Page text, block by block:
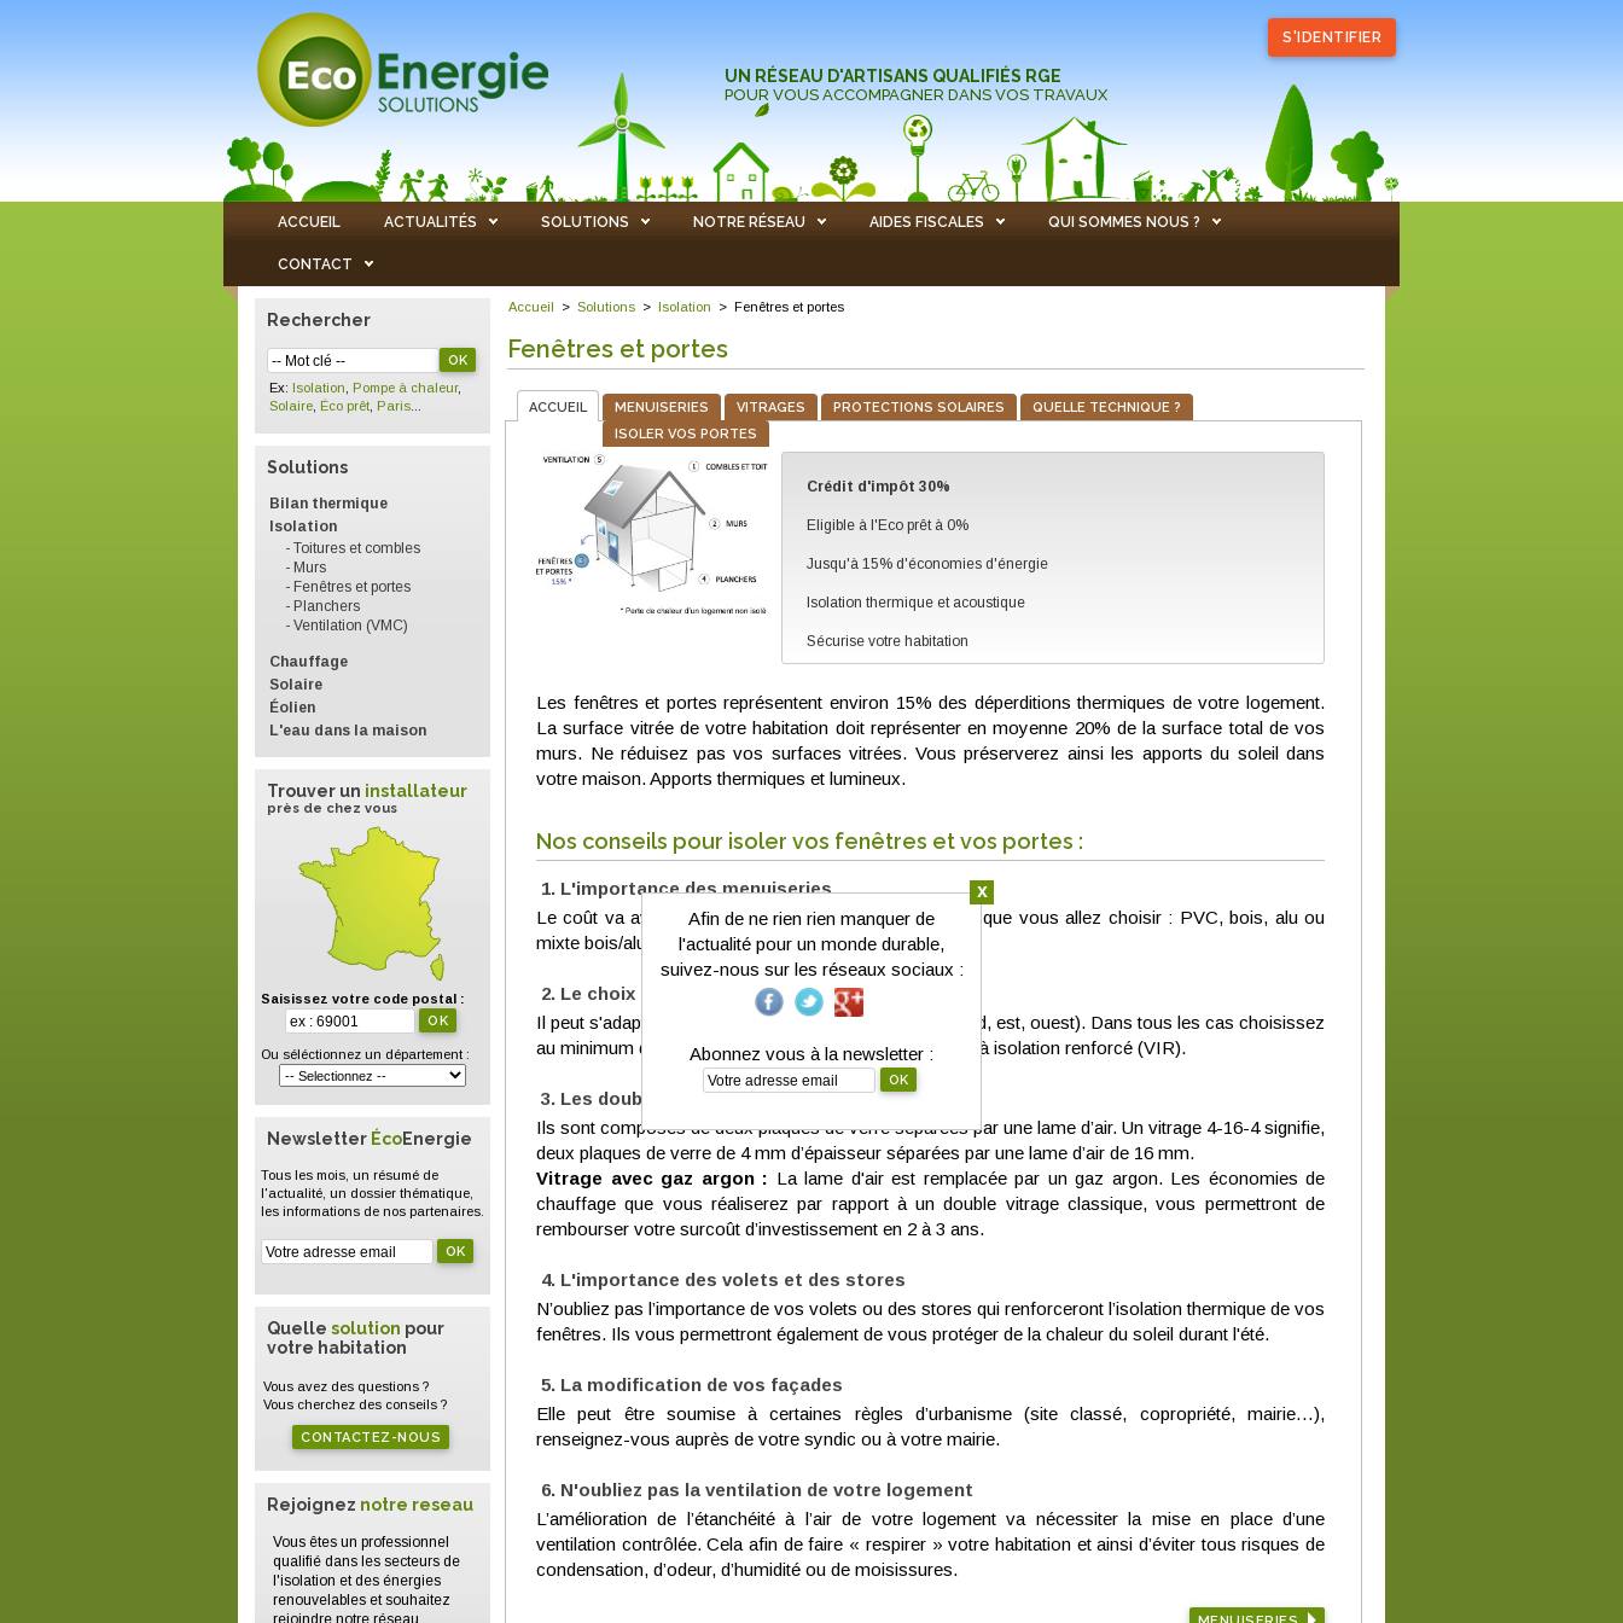
S'IDENTIFIER
UN RÉSEAU D'ARTISANS QUALIFIÉS RGE
POUR VOUS ACCOMPAGNER DANS VOS TRAVAUX
ACCUEIL ACTUALITÉS SOLUTIONS NOTRE RÉSEAU AIDES FISCALES QUI SOMMES NOUS ?
CONTACT
Rechercher
Ex: Isolation Pompe à chaleur,
Solaire Éco prêt Paris
Solutions
Bilan thermique
Isolation
- Toitures et combles
- Murs
- Fenêtres et portes
- Planchers
- Ventilation (VMC)
Chauffage
Solaire
Éolien
L'eau dans la maison
Trouver un installateur
près de chez vous
Saisissez votre code postal :
Ou séléctionnez un département :
Newsletter ÉcoEnergie
Tous les mois, un résumé de
l'actualité, un dossier thématique,
les informations de nos partenaires.
Quelle solution pour
votre habitation
Vous avez des questions ?
Vous cherchez des conseils ?
CONTACTEZ-NOUS
Rejoignez notre reseau
Vous êtes un professionnel
qualifié dans les secteurs de
l'isolation et des énergies
renouvelables et souhaitez
rejoindre notre réseau
Accueil > Solutions > Isolation > Fenêtres et portes
Fenêtres et portes
ACCUEIL MENUISERIES VITRAGES PROTECTIONS SOLAIRES
QUELLE TECHNIQUE ?
ISOLER VOS PORTES
Crédit d'impôt 30%
Eligible à l'Eco prêt à 0%
Jusqu'à 15% d'économies d'énergie
Isolation thermique et acoustique
Sécurise votre habitation
Les fenêtres et portes représentent environ 15% des déperditions thermiques de votre logement.
La surface vitrée de votre habitation doit représenter en moyenne 20% de la surface total de vos
murs. Ne réduisez pas vos surfaces vitrées. Vous préserverez ainsi les apports du soleil dans
votre maison. Apports thermiques et lumineux.
Nos conseils pour isoler vos fenêtres et vos portes :
L'importance des menuiseries
Le coût va avant tout dépendre du type de menuiserie que vous allez choisir : PVC, bois, alu ou
mixte bois/alu.
Le choix de vos vitrages
Il peut s'adapter à l’orientation de vos fenêtres (nord, sud, est, ouest). Dans tous les cas choisissez
au minimum des doubles vitrages à faible émissivité ou à isolation renforcé (VIR).
Les doubles vitrages
Ils sont composés de deux plaques de verre séparées par une lame d’air. Un vitrage 4-16-4 signifie,
deux plaques de verre de 4 mm d’épaisseur séparées par une lame d’air de 16 mm.
Vitrage avec gaz argon : La lame d'air est remplacée par un gaz argon. Les économies de
chauffage que vous réaliserez par rapport à un double vitrage classique, vous permettront de
rembourser votre surcoût d’investissement en 2 à 3 ans.
L'importance des volets et des stores
N’oubliez pas l’importance de vos volets ou des stores qui renforceront l’isolation thermique de vos
fenêtres. Ils vous permettront également de vous protéger de la chaleur du soleil durant l'été.
La modification de vos façades
Elle peut être soumise à certaines règles d’urbanisme (site classé, copropriété, mairie…),
renseignez-vous auprès de votre syndic ou à votre mairie.
N'oubliez pas la ventilation de votre logement
L’amélioration de l’étanchéité à l’air de votre logement va nécessiter la mise en place d’une
ventilation contrôlée. Cela afin de faire « respirer » votre habitation et ainsi d’éviter tous risques de
condensation, d’odeur, d’humidité ou de moisissures.
x
Afin de ne rien rien manquer de
l'actualité pour un monde durable,
suivez-nous sur les réseaux sociaux :
Abonnez vous à la newsletter :